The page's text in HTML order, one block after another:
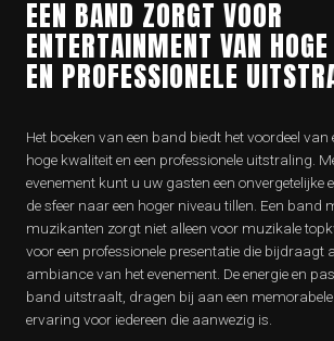
EEN BAND ZORGT VOOR
ENTERTAINMENT VAN
EN PROFESSIONELE
Het boeken van een band biedt het voordeel
hoge kwaliteit en een professionele uitstraling.
evenement kunt u uw gasten een onvergetelijke
de sfeer naar een hoger niveau tillen. Een band
muzikanten zorgt niet alleen voor muzikale
voor een professionele presentatie die bijdraagt
ambiance van het evenement. De energie en
band uitstraalt, dragen bij aan een memorabele
ervaring voor iedereen die aanwezig is.